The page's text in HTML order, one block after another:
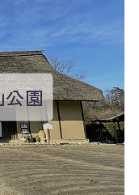
公園